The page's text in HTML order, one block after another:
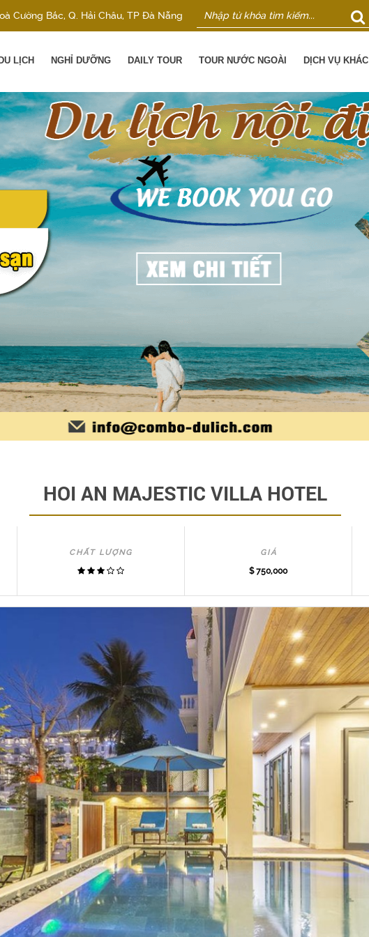
Cường Bắc, Q. Hải Châu, TP Đà Nẵng
LỊCH NGHỈ DƯỠNG DAILY TOUR TOUR NƯỚC NGOÀI DỊCH VỤ KHÁC
HOI AN MAJESTIC VILLA HOTEL
CHẤT LƯỢNG GIÁ
$ 750,000